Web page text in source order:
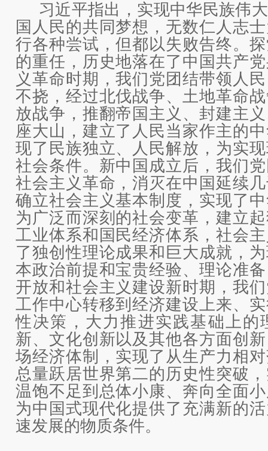
习近平指出，实现中华民族伟
国人民的共同梦想，无数仁人志
行各种尝试，但都以失败告终。
的重任，历史地落在了中国共产
义革命时期，我们党团结带领人
不挠，经过北伐战争、土地革命
放战争，推翻帝国主义、封建主
座大山，建立了人民当家作主的
现了民族独立、人民解放，为实
社会条件。新中国成立后，我们
社会主义革命，消灭在中国延续
确立社会主义基本制度，实现了
为广泛而深刻的社会变革，建立
工业体系和国民经济体系，社会
了独创性理论成果和巨大成就，
本政治前提和宝贵经验、理论准
开放和社会主义建设新时期，我
工作中心转移到经济建设上来、
性决策，大力推进实践基础上的
新、文化创新以及其他各方面创
场经济体制，实现了从生产力相
总量跃居世界第二的历史性突破
温饱不足到总体小康、奔向全面
为中国式现代化提供了充满新的
速发展的物质条件。